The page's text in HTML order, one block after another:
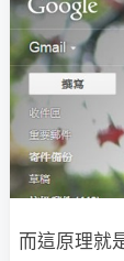
而這原理就